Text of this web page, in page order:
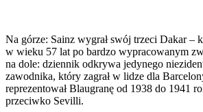
Na górze: Sainz wygrał swój trzeci Dakar –
w wieku 57 lat po bardzo wypracowanym
na dole: dziennik odkrywa jedynego
zawodnika, który zagrał w lidze dla
reprezentował Blaugranę od 1938 do 1941
przeciwko Sevilli.